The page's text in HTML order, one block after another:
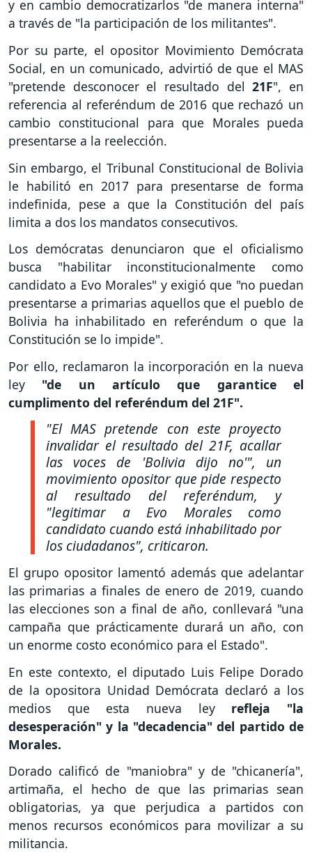
y en cambio democratizarlos "de manera interna"
a través de "la participación de los militantes".
Por su parte, el opositor Movimiento Demócrata
Social, en un comunicado, advirtió de que el MAS
"pretende desconocer el resultado del21F", en
referencia al referéndum de 2016 que rechazó un
cambio constitucional para que Morales pueda
presentarse a la reelección.
Sin embargo, el Tribunal Constitucional de Bolivia
le habilitó en 2017 para presentarse de forma
indefinida, pese a que la Constitución del país
limita a dos los mandatos consecutivos.
Los demócratas denunciaron que el oficialismo
busca "habilitar inconstitucionalmente como
candidato a Evo Morales" y exigió que "no puedan
presentarse a primarias aquellos que el pueblo de
Bolivia ha inhabilitado en referéndum o que la
Constitución se lo impide".
Por ello, reclamaron la incorporación en la nueva
ley "de un artículo que garantice el
cumplimento del referéndum del 21F".
"El MAS pretende con este proyecto
invalidar el resultado del 21F, acallar
las voces de 'Bolivia dijo no'", un
movimiento opositor que pide respecto
al resultado del referéndum, y
"legitimar a Evo Morales como
candidato cuando está inhabilitado por
los ciudadanos", criticaron.
El grupo opositor lamentó además que adelantar
las primarias a finales de enero de 2019, cuando
las elecciones son a final de año, conllevará "una
campaña que prácticamente durará un año, con
un enorme costo económico para el Estado".
En este contexto, el diputado Luis Felipe Dorado
de la opositora Unidad Demócrata declaró a los
medios que esta nueva ley refleja "la
desesperación" y la "decadencia" del partido de
Morales.
Dorado calificó de "maniobra" y de "chicanería",
artimaña, el hecho de que las primarias sean
obligatorias, ya que perjudica a partidos con
menos recursos económicos para movilizar a su
militancia.